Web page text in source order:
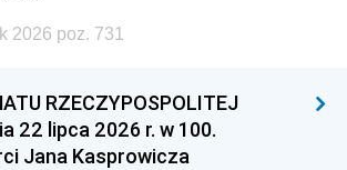
2026 poz. 731
RZECZYPOSPOLITEJ
22 lipca 2026 r. w 100.
Jana Kasprowicza